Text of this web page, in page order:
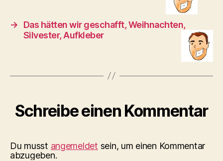
→
Das hätten wir geschafft, Weihnachten,
Silvester, Aufkleber
Schreibe einen Kommentar
Du musst angemeldet sein, um einen Kommentar
abzugeben.